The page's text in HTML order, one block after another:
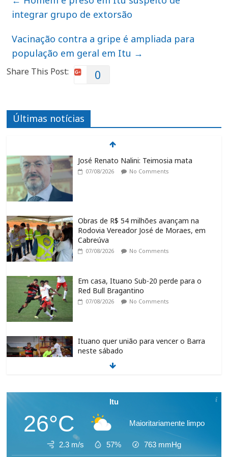
integrar grupo de extorsão
Vacinação contra a gripe é ampliada para
população em geral em Itu →
Share This Post: 0
Últimas notícias
José Renato Nalini: Teimosia mata
07/08/2026 No Comments
Obras de R$ 54 milhões avançam na
Rodovia Vereador José de Moraes, em
Cabreúva
07/08/2026 No Comments
Em casa, Ituano Sub-20 perde para o
Red Bull Bragantino
07/08/2026 No Comments
Ituano quer união para vencer o Barra
neste sábado
07/08/2026
Feira + Itu acontece neste final de
07/08/2026 No Comments
Itu
26°C Maioritariamente limpo
2.3 m/s 57% 763 mmHg